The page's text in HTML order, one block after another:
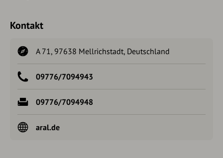
Kontakt
A 71, 97638 Mellrichstadt, Deutschland
09776/7094943
09776/7094948
aral.de